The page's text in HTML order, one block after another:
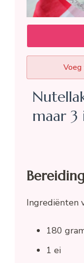
Voeg
maar 3
Ingrediënten
180
1 ei